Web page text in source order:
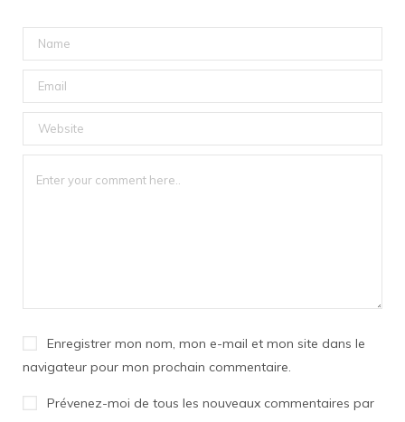
Enregistrer mon nom, mon e-mail et mon site dans le
navigateur pour mon prochain commentaire.
Prévenez-moi de tous les nouveaux commentaires par